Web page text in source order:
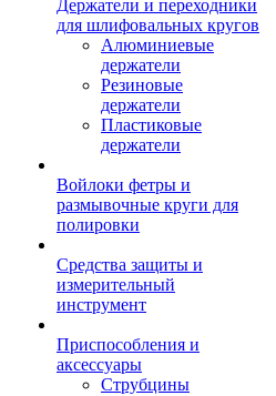
Держатели и переходники
для шлифовальных кругов
Алюминиевые
держатели
Резиновые
держатели
Пластиковые
держатели
Войлоки фетры и
размывочные круги для
полировки
Средства защиты и
измерительный
инструмент
Приспособления и
аксессуары
Струбцины